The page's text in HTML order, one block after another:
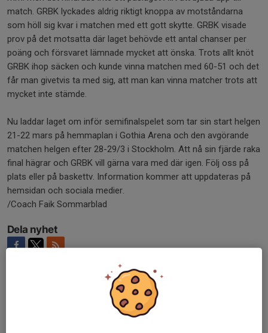
match. GRBK lyckades aldrig riktigt knoppa av motståndarna
som höll sig kvar i matchen med ett gott skytte. GRBK visade
prov på det motsatta där laget behövde ett antal chanser per
poäng och försvaret lämnade mycket att önska. Trots allt knöt
GRBK ihop säcken och kunde vinna matchen med 60-51 och det
får man givetvis ta med sig, att man kan vinna matcher trots att
mycket inte stämde.
Nu laddar laget om inför semifinalspelet som tar sin start helgen
21-22 mars på hemmaplan i Gothia Arena och den avgörande
matchen helgen efter 28-29/3 i Stockholm. Att nå sin fjärde raka
final hägrar och GRBK vill gärna vara med där igen. Följ oss på
plats eller på baskettv. Information kommer att uppdateras på
hemsidan och sociala medier.
/Coach Faik Sommarblad
Dela nyhet
16 mar, 21:31